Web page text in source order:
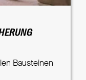
Bausteinen